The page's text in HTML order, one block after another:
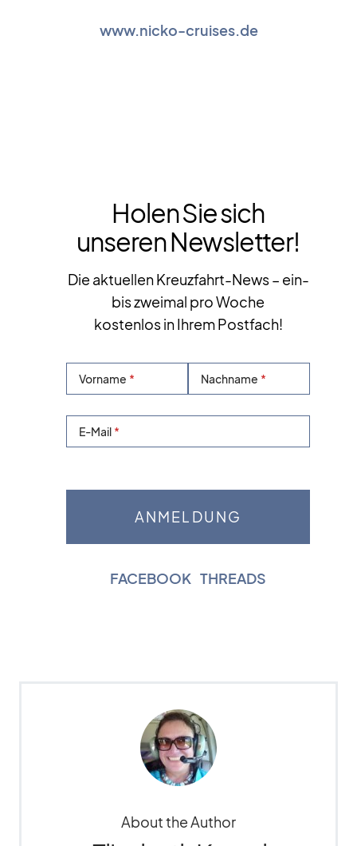
www.nicko-cruises.de
Holen Sie sich
unseren Newsletter!
Die aktuellen Kreuzfahrt-News – ein-
bis zweimal pro Woche
kostenlos in Ihrem Postfach!
Vorname Nachname
E-Mail
FACEBOOK THREADS
About the Author